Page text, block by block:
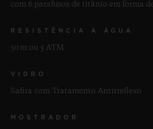
com 6 parafusos de titânio em forma
RESISTÊNCIA À ÁGUA
50 m ou 5 ATM
VIDRO
Safira com Tratamento Antirreflexo
MOSTRADOR